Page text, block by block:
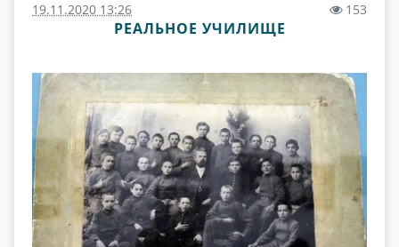
19.11.2020 13:26 153
РЕАЛЬНОЕ УЧИЛИЩЕ